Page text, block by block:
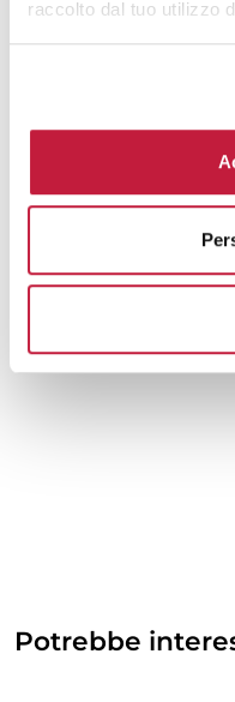
raccolto dal tuo utilizzo
Potrebbe